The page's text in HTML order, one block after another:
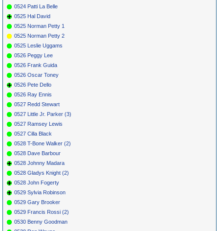
0524 Patti La Belle
0525 Hal David
0525 Norman Petty 1
0525 Norman Petty 2
0525 Leslie Uggams
0526 Peggy Lee
0526 Frank Guida
0526 Oscar Toney
0526 Pete Dello
0526 Ray Ennis
0527 Redd Stewart
0527 Little Jr. Parker (3)
0527 Ramsey Lewis
0527 Cilla Black
0528 T-Bone Walker (2)
0528 Dave Barbour
0528 Johnny Madara
0528 Gladys Knight (2)
0528 John Fogerty
0529 Sylvia Robinson
0529 Gary Brooker
0529 Francis Rossi (2)
0530 Benny Goodman